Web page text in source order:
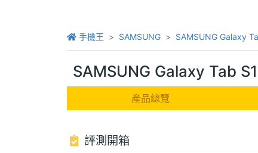
手機王 SAMSUNG SAMSUNG Galaxy
SAMSUNG Galaxy Tab
產品總覽
評測開箱